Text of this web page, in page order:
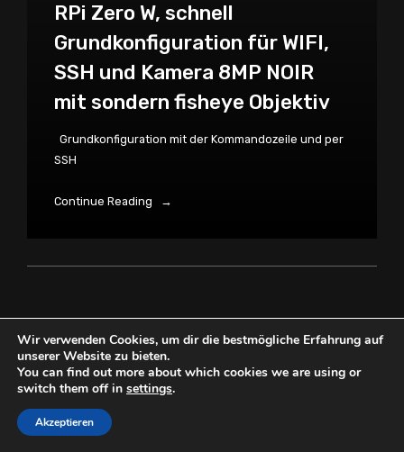
RPi Zero W, schnell
Grundkonfiguration für WIFI,
SSH und Kamera 8MP NOIR
mit sondern fisheye Objektiv
Grundkonfiguration mit der Kommandozeile und per
SSH
Continue Reading →
Wir verwenden Cookies, um dir die bestmögliche Erfahrung auf
unserer Website zu bieten.
You can find out more about which cookies we are using or
switch them off in settings.
Akzeptieren